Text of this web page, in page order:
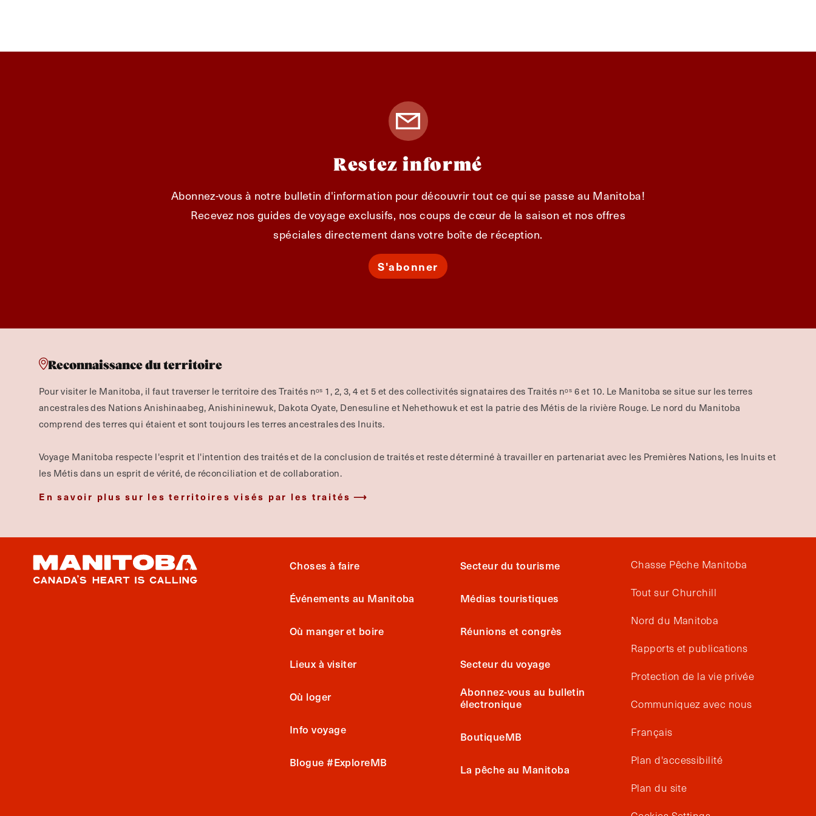
Restez informé
Abonnez-vous à notre bulletin d'information pour découvrir tout ce qui se passe au Manitoba!
Recevez nos guides de voyage exclusifs, nos coups de cœur de la saison et nos offres
spéciales directement dans votre boîte de réception.
S'abonner
Reconnaissance du territoire
Pour visiter le Manitoba, il faut traverser le territoire des Traités nᵒˢ 1, 2, 3, 4 et 5 et des collectivités signataires des Traités nᵒˢ 6 et 10. Le Manitoba se situe sur les terres
ancestrales des Nations Anishinaabeg, Anishininewuk, Dakota Oyate, Denesuline et Nehethowuk et est la patrie des Métis de la rivière Rouge. Le nord du Manitoba
comprend des terres qui étaient et sont toujours les terres ancestrales des Inuits.
Voyage Manitoba respecte l'esprit et l'intention des traités et de la conclusion de traités et reste déterminé à travailler en partenariat avec les Premières Nations, les Inuits et
les Métis dans un esprit de vérité, de réconciliation et de collaboration.
En savoir plus sur les territoires visés par les traités
Choses à faire
Événements au Manitoba
Où manger et boire
Lieux à visiter
Où loger
Info voyage
Blogue #ExploreMB
Secteur du tourisme
Médias touristiques
Réunions et congrès
Secteur du voyage
Abonnez-vous au bulletin
électronique
BoutiqueMB
La pêche au Manitoba
Chasse Pêche Manitoba
Tout sur Churchill
Nord du Manitoba
Rapports et publications
Protection de la vie privée
Communiquez avec nous
Français
Plan d'accessibilité
Plan du site